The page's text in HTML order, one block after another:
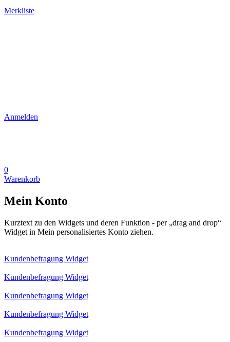
Merkliste
Anmelden
0
Warenkorb
Mein Konto
Kurztext zu den Widgets und deren Funktion - per „drag and drop“
Widget in Mein personalisiertes Konto ziehen.
Kundenbefragung Widget
Kundenbefragung Widget
Kundenbefragung Widget
Kundenbefragung Widget
Kundenbefragung Widget